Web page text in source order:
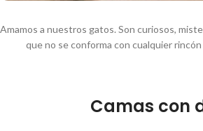
Amamos a nuestros gatos. Son curiosos,
que no se conforma con cualquier
Camas con